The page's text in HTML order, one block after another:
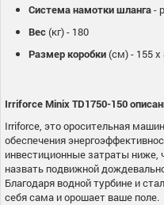
Система намотки шланга-
Вес(кг) - 180
Размер коробки(см) - 155 x
Irriforce Minix TD1750-150
Irriforce, это оросительная
обеспечения
инвестиционные затраты ниже,
назвать подвижной
Благодаря водной турбине и
себя сама и орошает ваше поле.